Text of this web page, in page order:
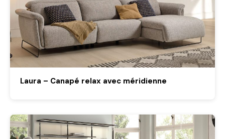
Laura – Canapé relax avec méridienne